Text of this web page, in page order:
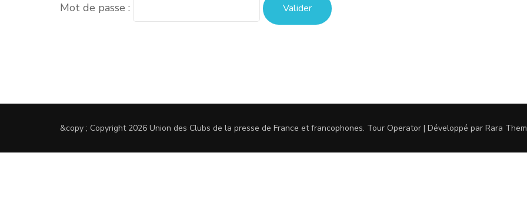
Mot de passe :
&copy ; Copyright 2026 Union des Clubs de la presse de France et francophones. Tour Operator | Développé par Rara